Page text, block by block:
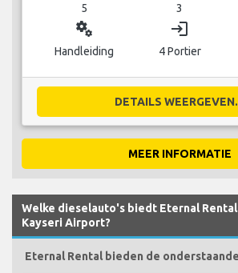
5 3
miscellaneous_services
Handleiding
login
4 Portier
DETAILS
MEER INFORMATIE
Welke dieselauto's biedt Eternal Rental
Kayseri Airport?
Eternal Rental bieden de